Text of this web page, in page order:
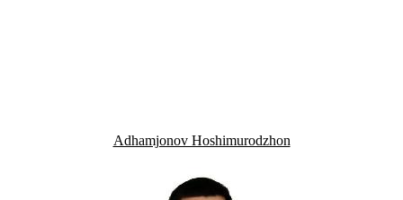
Adhamjonov Hoshimurodzhon